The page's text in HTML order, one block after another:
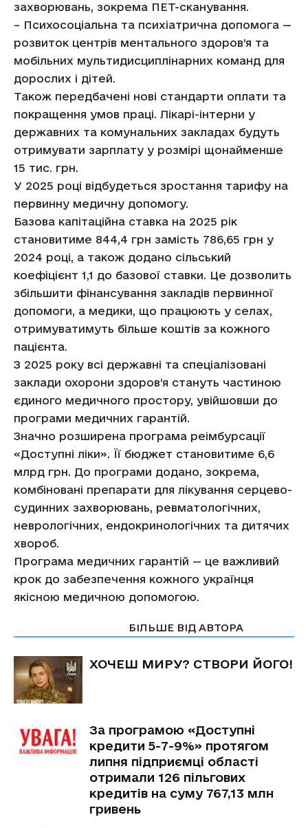
захворювань, зокрема ПЕТ-сканування.
– Психосоціальна та психіатрична допомога —
розвиток центрів ментального здоров’я та
мобільних мультидисциплінарних команд для
дорослих і дітей.
Також передбачені нові стандарти оплати та
покращення умов праці. Лікарі-інтерни у
державних та комунальних закладах будуть
отримувати зарплату у розмірі щонайменше
15 тис. грн.
У 2025 році відбудеться зростання тарифу на
первинну медичну допомогу.
Базова капітаційна ставка на 2025 рік
становитиме 844,4 грн замість 786,65 грн у
2024 році, а також додано сільський
коефіцієнт 1,1 до базової ставки. Це дозволить
збільшити фінансування закладів первинної
допомоги, а медики, що працюють у селах,
отримуватимуть більше коштів за кожного
пацієнта.
З 2025 року всі державні та спеціалізовані
заклади охорони здоров’я стануть частиною
єдиного медичного простору, увійшовши до
програми медичних гарантій.
Значно розширена програма реімбурсації
«Доступні ліки». Її бюджет становитиме 6,6
млрд грн. До програми додано, зокрема,
комбіновані препарати для лікування серцево-
судинних захворювань, ревматологічних,
неврологічних, ендокринологічних та дитячих
хвороб.
Програма медичних гарантій — це важливий
крок до забезпечення кожного українця
якісною медичною допомогою.
БІЛЬШЕ ВІД АВТОРА
ХОЧЕШ МИРУ? СТВОРИ ЙОГО!
За програмою «Доступні
кредити 5-7-9%» протягом
липня підприємці області
отримали 126 пільгових
кредитів на суму 767,13 млн
гривень